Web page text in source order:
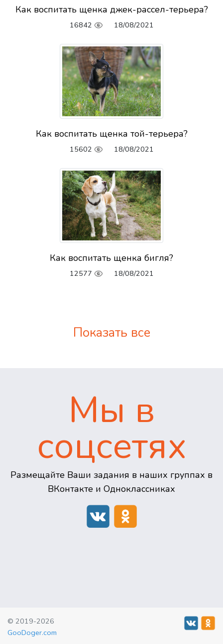
Как воспитать щенка джек-рассел-терьера?
16842 18/08/2021
Как воспитать щенка той-терьера?
15602 18/08/2021
Как воспитать щенка бигля?
12577 18/08/2021
Показать все
Мы в
соцсетях
Размещайте Ваши задания в наших группах в
ВКонтакте и Одноклассниках
© 2019-2026
GooDoger.com